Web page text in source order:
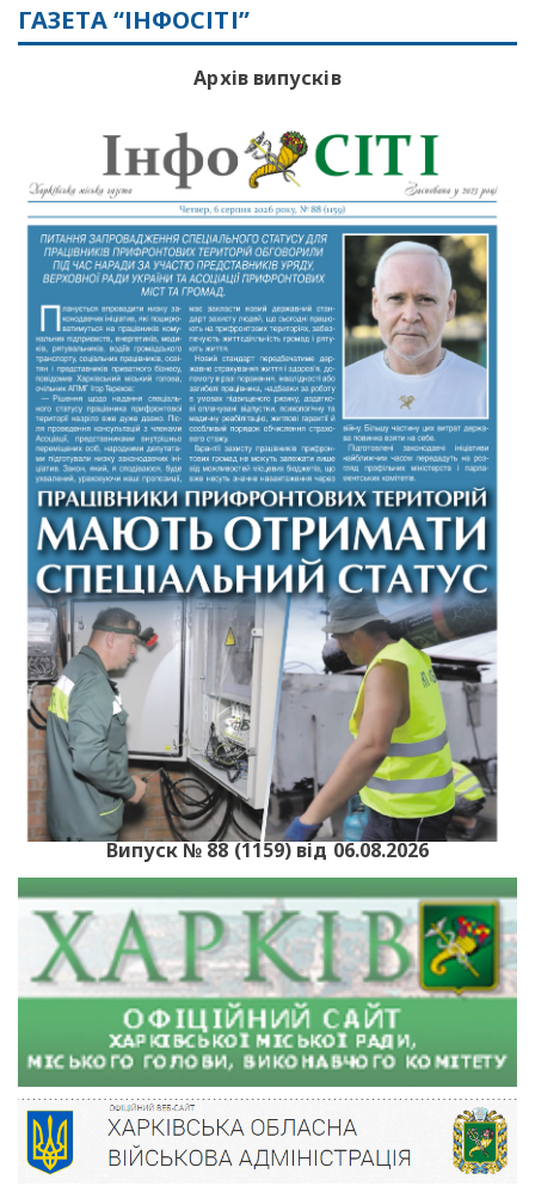
ГАЗЕТА “ІНФОСІТІ”
Архів випусків
Випуск № 88 (1159) від 06.08.2026